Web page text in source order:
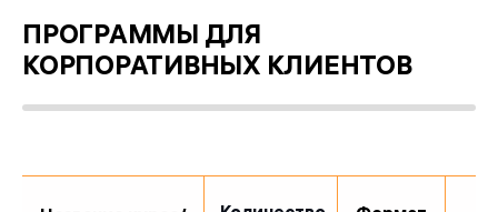
ПРОГРАММЫ ДЛЯ
КОРПОРАТИВНЫХ КЛИЕНТОВ